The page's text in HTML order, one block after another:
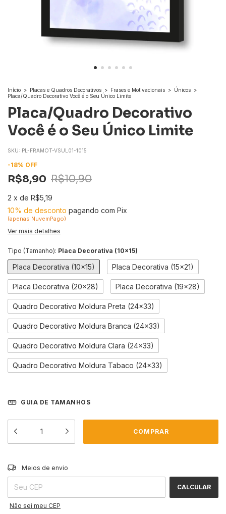
Início > Placas e Quadros Decorativos > Frases e Motivacionais > Únicos >
Placa/Quadro Decorativo Você é o Seu Único Limite
Placa/Quadro Decorativo
Você é o Seu Único Limite
SKU: PL-FRAMOT-VSUL01-1015
-18% OFF
R$8,90 R$10,90
2 x de R$5,19
10% de desconto pagando com Pix
(apenas NuvemPago)
Ver mais detalhes
Tipo (Tamanho): Placa Decorativa (10x15)
Placa Decorativa (10x15) Placa Decorativa (15x21)
Placa Decorativa (20x28) Placa Decorativa (19x28)
Quadro Decorativo Moldura Preta (24x33)
Quadro Decorativo Moldura Branca (24x33)
Quadro Decorativo Moldura Clara (24x33)
Quadro Decorativo Moldura Tabaco (24x33)
GUIA DE TAMANHOS
Entregas para o CEP:
Meios de envio
CALCULAR
Não sei meu CEP